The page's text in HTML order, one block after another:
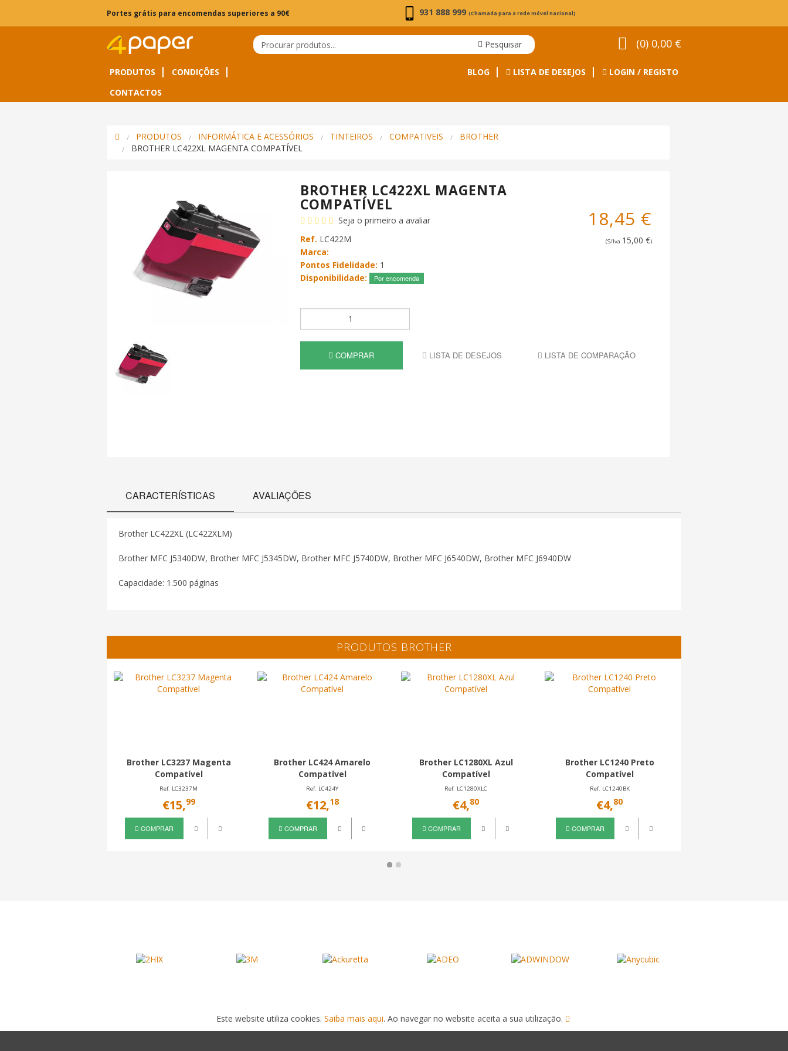
Portes grátis para encomendas superiores a 90€ 931 888 999 (Chamada para a rede móvel nacional)
(0) 0,00 €
Pesquisar
PRODUTOS
CONDIÇÕES
CONTACTOS
BLOG LISTA DE DESEJOS LOGIN / REGISTO
PRODUTOS INFORMÁTICA E ACESSÓRIOS TINTEIROS COMPATIVEIS
BROTHER
BROTHER LC422XL MAGENTA COMPATÍVEL
BROTHER LC422XL MAGENTA
COMPATÍVEL
Seja o primeiro a avaliar
Ref. LC422M
Marca:
Pontos Fidelidade: 1
Disponibilidade:
Por encomenda
18,45 €
(S/Iva 15,00 €)
COMPRAR LISTA DE DESEJOS LISTA DE COMPARAÇÃO
CARACTERÍSTICAS AVALIAÇÕES
Brother LC422XL (LC422XLM)
Brother MFC J5340DW, Brother MFC J5345DW, Brother MFC J5740DW, Brother MFC J6540DW, Brother MFC J6940DW
Capacidade: 1.500 páginas
PRODUTOS BROTHER
Brother LC3237 Magenta
Compatível
Ref. LC3237M
€15,99
COMPRAR
Brother LC424 Amarelo
Compatível
Ref. LC424Y
€12,18
COMPRAR
Brother LC1280XL Azul
Compatível
Ref. LC1280XLC
€4,80
COMPRAR
Brother LC1240 Preto
Compatível
Ref. LC1240BK
€4,80
COMPRAR
Este website utiliza cookies. Saiba mais aqui. Ao navegar no website aceita a sua utilização.